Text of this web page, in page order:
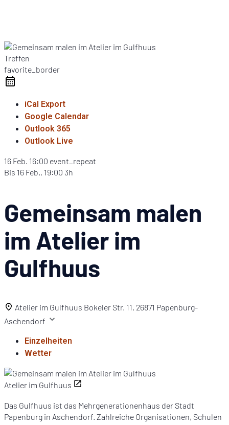
Treffen
favorite_border
iCal Export
Google Calendar
Outlook 365
Outlook Live
16 Feb. 16:00 event_repeat
Bis 16 Feb., 19:00 3h
Gemeinsam malen
im Atelier im
Gulfhuus
Atelier im Gulfhuus Bokeler Str. 11, 26871 Papenburg-
Aschendorf
Einzelheiten
Wetter
Atelier im Gulfhuus
Das Gulfhuus ist das Mehrgenerationenhaus der Stadt
Papenburg in Aschendorf. Zahlreiche Organisationen, Schulen